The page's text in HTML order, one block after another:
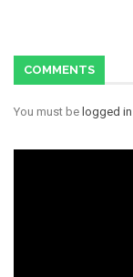
COMMENTS
You must be logged in